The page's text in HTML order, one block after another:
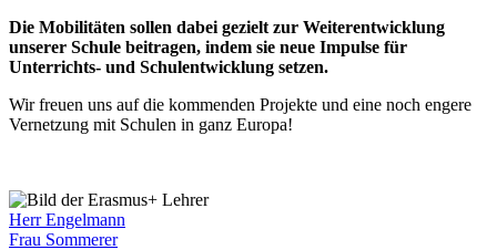
Die Mobilitäten sollen dabei gezielt zur Weiterentwicklung
unserer Schule beitragen, indem sie neue Impulse für
Unterrichts- und Schulentwicklung setzen.
Wir freuen uns auf die kommenden Projekte und eine noch engere
Vernetzung mit Schulen in ganz Europa!
Herr Engelmann
Frau Sommerer